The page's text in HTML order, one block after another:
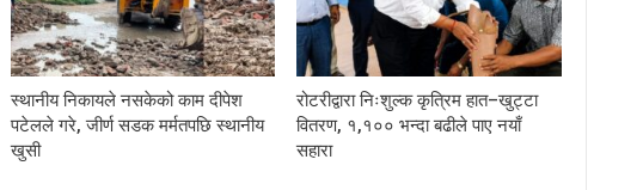
स्थानीय निकायले नसकेको काम दीपेश
पटेलले गरे, जीर्ण सडक मर्मतपछि स्थानीय
खुसी
रोटरीद्वारा निःशुल्क कृत्रिम हात–खुट्टा
वितरण, १,१०० भन्दा बढीले पाए नयाँ
सहारा